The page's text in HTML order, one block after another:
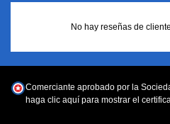
No hay reseñas de
Comerciante aprobado por la
haga clic aquí para mostrar el